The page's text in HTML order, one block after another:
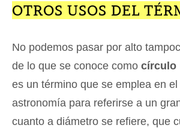
OTROS USOS DEL
No podemos pasar por alto
de lo que se conoce como círculo
es un término que se emplea en
astronomía para referirse a un
cuanto a diámetro se refiere, que